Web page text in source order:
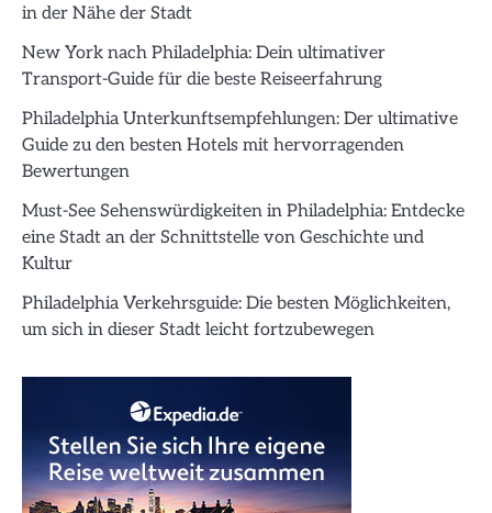
in der Nähe der Stadt
New York nach Philadelphia: Dein ultimativer
Transport-Guide für die beste Reiseerfahrung
Philadelphia Unterkunftsempfehlungen: Der ultimative
Guide zu den besten Hotels mit hervorragenden
Bewertungen
Must-See Sehenswürdigkeiten in Philadelphia: Entdecke
eine Stadt an der Schnittstelle von Geschichte und
Kultur
Philadelphia Verkehrsguide: Die besten Möglichkeiten,
um sich in dieser Stadt leicht fortzubewegen